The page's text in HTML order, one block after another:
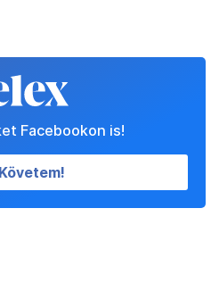
Facebookon is!
Követem!